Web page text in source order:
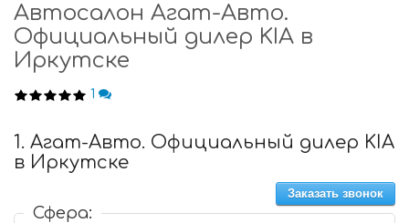
Автосалон Агат-Авто.
Официальный дилер KIA в
Иркутске
1
1. Агат-Авто. Официальный дилер KIA
в Иркутске
Заказать звонок
Сфера: